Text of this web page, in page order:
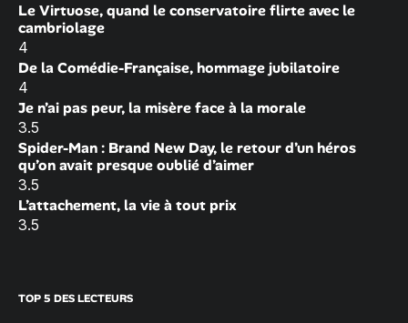
Le Virtuose, quand le conservatoire flirte avec le
cambriolage
4
De la Comédie-Française, hommage jubilatoire
4
Je n’ai pas peur, la misère face à la morale
3.5
Spider-Man : Brand New Day, le retour d’un héros
qu’on avait presque oublié d’aimer
3.5
L’attachement, la vie à tout prix
3.5
TOP 5 DES LECTEURS